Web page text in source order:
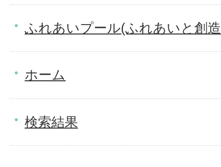
ふれあいプール(ふれあいと創
ホーム
検索結果